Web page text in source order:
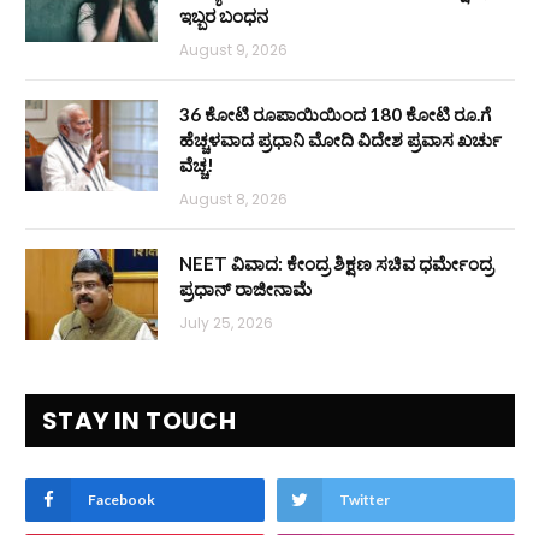
ಇಬ್ಬರ ಬಂಧನ
August 9, 2026
36 ಕೋಟಿ ರೂಪಾಯಿಯಿಂದ 180 ಕೋಟಿ ರೂ.ಗೆ
ಹೆಚ್ಚಳವಾದ ಪ್ರಧಾನಿ ಮೋದಿ ವಿದೇಶ ಪ್ರವಾಸ ಖರ್ಚು
ವೆಚ್ಚ!
August 8, 2026
NEET ವಿವಾದ: ಕೇಂದ್ರ ಶಿಕ್ಷಣ ಸಚಿವ ಧರ್ಮೇಂದ್ರ
ಪ್ರಧಾನ್ ರಾಜೀನಾಮೆ
July 25, 2026
STAY IN TOUCH
Facebook Twitter